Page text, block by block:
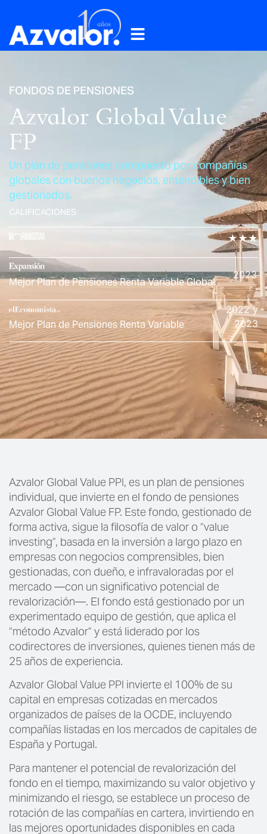
FONDOS DE PENSIONES
Azvalor Global Value
FP
Un plan de pensiones compuesto por compañías
globales con buenos negocios, entendibles y bien
gestionados.
CALIFICACIONES
★★★
Mejor Plan de Pensiones Renta Variable Global
2023
Mejor Plan de Pensiones Renta Variable
2022 y
2023
Azvalor Global Value PPI, es un plan de pensiones
individual, que invierte en el fondo de pensiones
Azvalor Global Value FP. Este fondo, gestionado de
forma activa, sigue la filosofía de valor o “value
investing”, basada en la inversión a largo plazo en
empresas con negocios comprensibles, bien
gestionadas, con dueño, e infravaloradas por el
mercado —con un significativo potencial de
revalorización—. El fondo está gestionado por un
experimentado equipo de gestión, que aplica el
“método Azvalor” y está liderado por los
codirectores de inversiones, quienes tienen más de
25 años de experiencia.
Azvalor Global Value PPI invierte el 100% de su
capital en empresas cotizadas en mercados
organizados de países de la OCDE, incluyendo
compañías listadas en los mercados de capitales de
España y Portugal.
Para mantener el potencial de revalorización del
fondo en el tiempo, maximizando su valor objetivo y
minimizando el riesgo, se establece un proceso de
rotación de las compañías en cartera, invirtiendo en
las mejores oportunidades disponibles en cada